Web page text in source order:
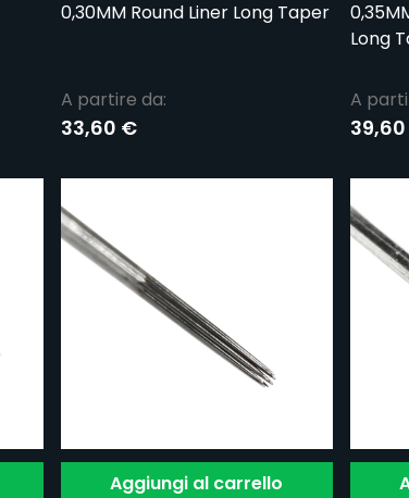
0,30MM Round Liner Long Taper
A partire da:
33,60 €
Long
A
Aggiungi al carrello